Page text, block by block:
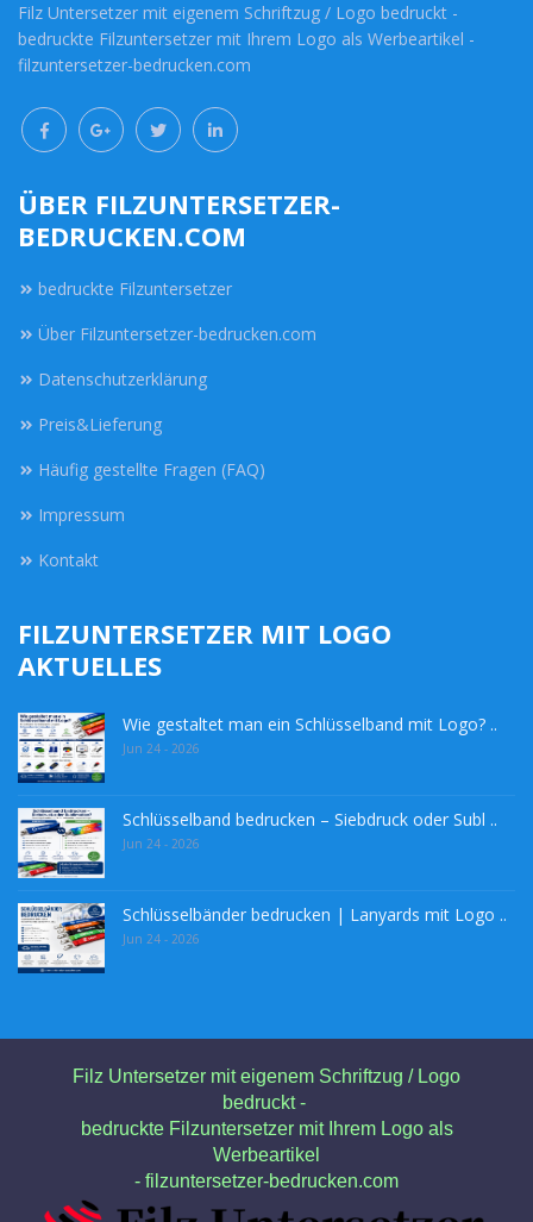
Filz Untersetzer mit eigenem Schriftzug / Logo bedruckt -
bedruckte Filzuntersetzer mit Ihrem Logo als Werbeartikel -
filzuntersetzer-bedrucken.com
ÜBER FILZUNTERSETZER-
BEDRUCKEN.COM
bedruckte Filzuntersetzer
Über Filzuntersetzer-bedrucken.com
Datenschutzerklärung
Preis&Lieferung
Häufig gestellte Fragen (FAQ)
Impressum
Kontakt
FILZUNTERSETZER MIT LOGO
AKTUELLES
Wie gestaltet man ein Schlüsselband mit Logo? ..
Jun 24 - 2026
Schlüsselband bedrucken – Siebdruck oder Subl ..
Jun 24 - 2026
Schlüsselbänder bedrucken | Lanyards mit Logo ..
Jun 24 - 2026
Filz Untersetzer mit eigenem Schriftzug / Logo
bedruckt -
bedruckte Filzuntersetzer mit Ihrem Logo als
Werbeartikel
- filzuntersetzer-bedrucken.com